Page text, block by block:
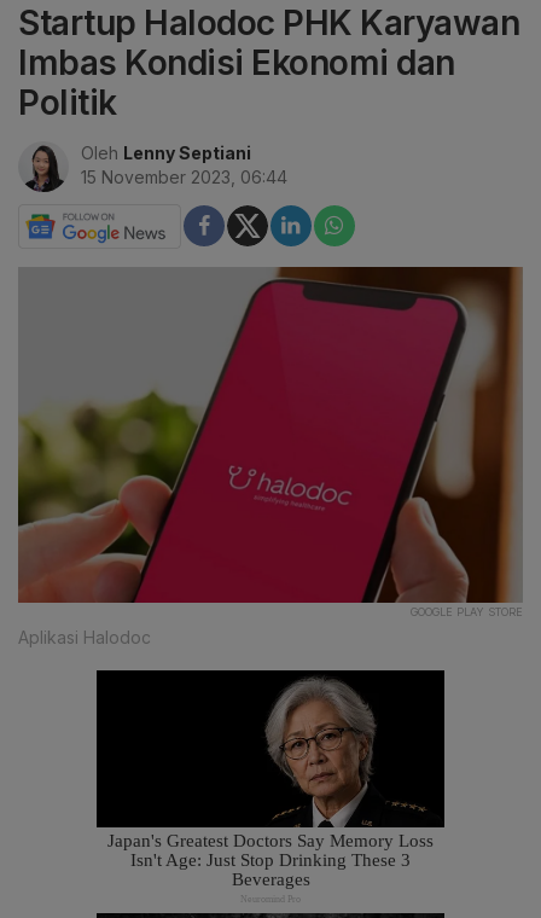
Startup Halodoc PHK Karyawan
Imbas Kondisi Ekonomi dan
Politik
Oleh Lenny Septiani
15 November 2023, 06:44
GOOGLE PLAY STORE
Aplikasi Halodoc